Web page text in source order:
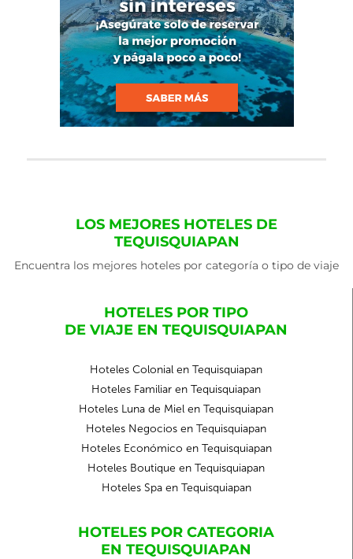
LOS MEJORES HOTELES DE
TEQUISQUIAPAN
Encuentra los mejores hoteles por categoría o tipo de viaje
HOTELES POR TIPO
DE VIAJE EN TEQUISQUIAPAN
Hoteles Colonial en Tequisquiapan
Hoteles Familiar en Tequisquiapan
Hoteles Luna de Miel en Tequisquiapan
Hoteles Negocios en Tequisquiapan
Hoteles Económico en Tequisquiapan
Hoteles Boutique en Tequisquiapan
Hoteles Spa en Tequisquiapan
HOTELES POR CATEGORIA
EN TEQUISQUIAPAN